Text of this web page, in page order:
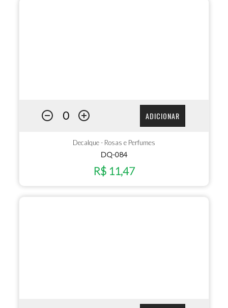
ADICIONAR
Decalque - Rosas e Perfumes
DQ-084
R$ 11,47